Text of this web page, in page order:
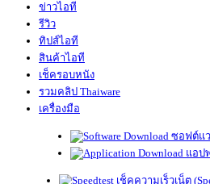
ข่าวไอที
รีวิว
ทิปส์ไอที
สินค้าไอที
เช็ครอบหนัง
รวมคลิป Thaiware
เครื่องมือ
ซอฟต์แ
แอป
เช็คความเร็วเน็ต